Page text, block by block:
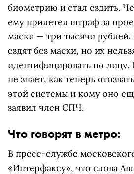
биометрию и стал ездить.
ему прилетел штраф за
маски — три тысячи
ездят без маски, но их
идентифицировать по
не знает, как теперь
этой системы и кому оно
заявил член СПЧ.
Что говорят в метро:
В пресс-службе
«Интерфаксу», что слова